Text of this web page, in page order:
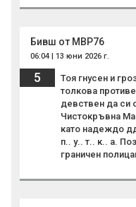
Бивш от МВР76
06:04 | 13 юни 2026 г.
5
Тоя гнусен и
толкова
девствен да си
Чистокръвна
като надеждо
п.. у.. т.. к.. а.
граничен